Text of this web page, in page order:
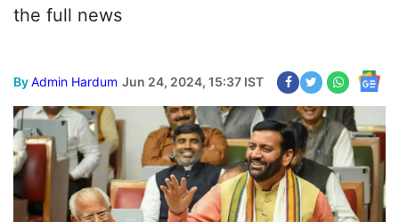
the full news
ByAdmin Hardum Jun 24, 2024, 15:37 IST